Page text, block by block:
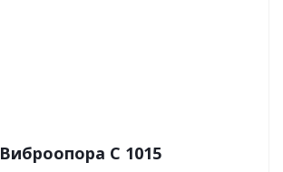
Виброопора C 1015